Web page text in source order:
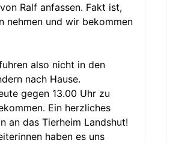
Ralf anfassen. Fakt ist,
nehmen und wir bekommen
also nicht in den
nach Hause.
gegen 13.00 Uhr zu
Ein herzliches
an das Tierheim Landshut!
haben es uns